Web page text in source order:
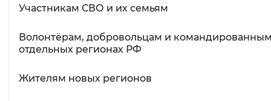
Участникам СВО и их семьям
Волонтёрам, добровольцам и
отдельных регионах РФ
Жителям новых регионов